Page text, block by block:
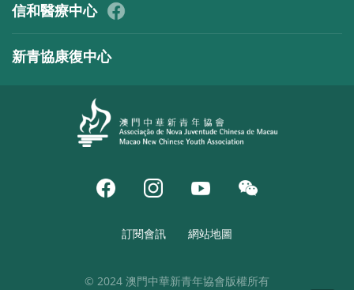
信和醫療中心
新青協康復中心
訂閱會訊 網站地圖
© 2024 澳門中華新青年協會版權所有